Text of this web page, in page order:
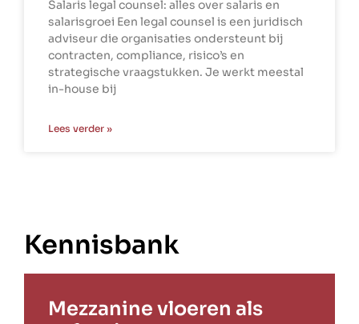
Salaris legal counsel: alles over salaris en
salarisgroei Een legal counsel is een juridisch
adviseur die organisaties ondersteunt bij
contracten, compliance, risico’s en
strategische vraagstukken. Je werkt meestal
in-house bij
Lees verder »
Kennisbank
Mezzanine vloeren als